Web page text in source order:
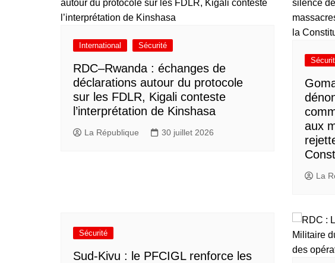
International Sécurité
RDC–Rwanda : échanges de
déclarations autour du protocole
sur les FDLR, Kigali conteste
l’interprétation de Kinshasa
La République 30 juillet 2026
aux
La
Sécurité
Sud-Kivu : le PFCIGL renforce les